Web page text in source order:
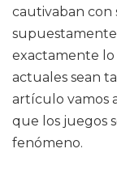
cautivaban con
supuestamente
exactamente
actuales sean
artículo vamos
que los juegos
fenómeno.